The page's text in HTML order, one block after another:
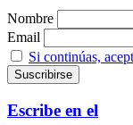
Nombre
Email
Si continúas,
Escribe en el